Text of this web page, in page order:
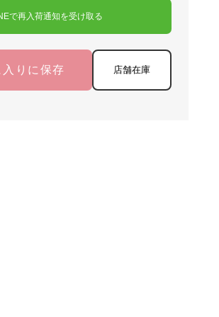
で再入荷通知を受け取る
りに保存 店舗在庫